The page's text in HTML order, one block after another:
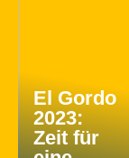
El Gordo
2023:
Zeit für